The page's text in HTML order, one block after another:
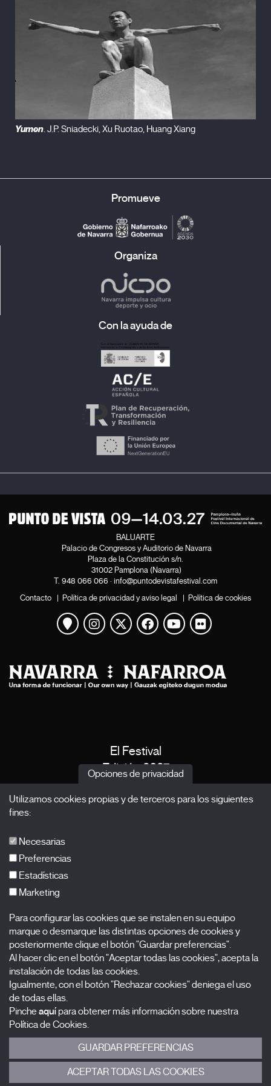
Yumen. J.P. Sniadecki, Xu Ruotao, Huang Xiang
Promueve
Organiza
Con la ayuda de
BALUARTE
Palacio de Congresos y Auditorio de Navarra
Plaza de la Constitución s/n.
31002 Pamplona (Navarra)
T. 948 066 066 · info@puntodevistafestival.com
Contacto | Política de privacidad y aviso legal | Política de cookies
Ver mapa
Instagram
Twitter
Facebook
Youtube
Flickr
El Festival
Edición 2027
Acreditaciones
Nombre
Apellidos
Correo electrónico
Selecciona una categoría
0 listas seleccionadas
Acepto términos, condiciones ypolítica de privacidad
Opciones de privacidad
Utilizamos cookies propias y de terceros para los siguientes
fines:
Necesarias
Preferencias
Estadísticas
Marketing
Para configurar las cookies que se instalen en su equipo
marque o desmarque las distintas opciones de cookies y
posteriormente clique el botón "Guardar preferencias".
Al hacer clic en el botón "Aceptar todas las cookies", acepta la
instalación de todas las cookies.
Igualmente, con el botón "Rechazar cookies" deniega el uso
de todas ellas.
Pinche aquí para obtener más información sobre nuestra
Política de Cookies.
GUARDAR PREFERENCIAS
ACEPTAR TODAS LAS COOKIES